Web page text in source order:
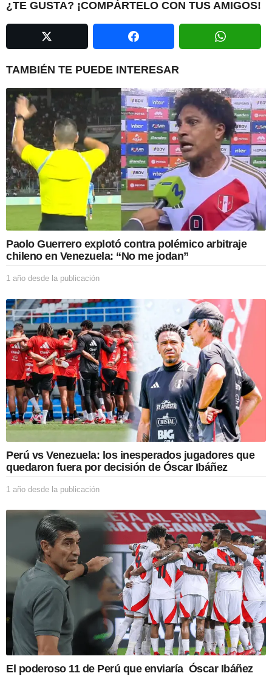
i
n
t
i
n
¿TE GUSTA? ¡COMPÁRTELO CON TUS AMIGOS!
TAMBIÉN TE PUEDE INTERESAR
Paolo Guerrero explotó contra polémico arbitraje
chileno en Venezuela: “No me jodan”
1 año desde la publicación
ñ
o
d
e
s
d
e
a
p
u
b
l
c
ó
Perú vs Venezuela: los inesperados jugadores que
quedaron fuera por decisión de Óscar Ibáñez
1 año desde la publicación
ñ
s
d
e
l
a
p
b
El poderoso 11 de Perú que enviaría Óscar Ibáñez